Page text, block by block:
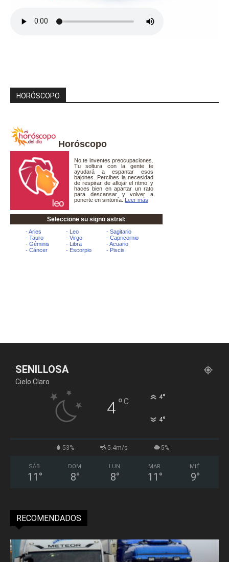
HORÓSCOPO
Horóscopo
SENILLOSA
Cielo Claro
4°C 4°
4°
53% 5.4m/s 5%
SÁB
11 °
DOM
8°
LUN
8°
MAR
11 °
MIÉ
9°
RECOMENDADOS